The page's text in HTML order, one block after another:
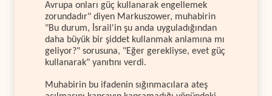
Avrupa onları güç kullanarak engellemek
zorundadır" diyen Markuszower, muhabirin
"Bu durum, İsrail'in şu anda uyguladığından
daha büyük bir şiddet kullanmak anlamına mı
geliyor?" sorusuna, "Eğer gerekliyse, evet güç
kullanarak" yanıtını verdi.
Muhabirin bu ifadenin sığınmacılara ateş